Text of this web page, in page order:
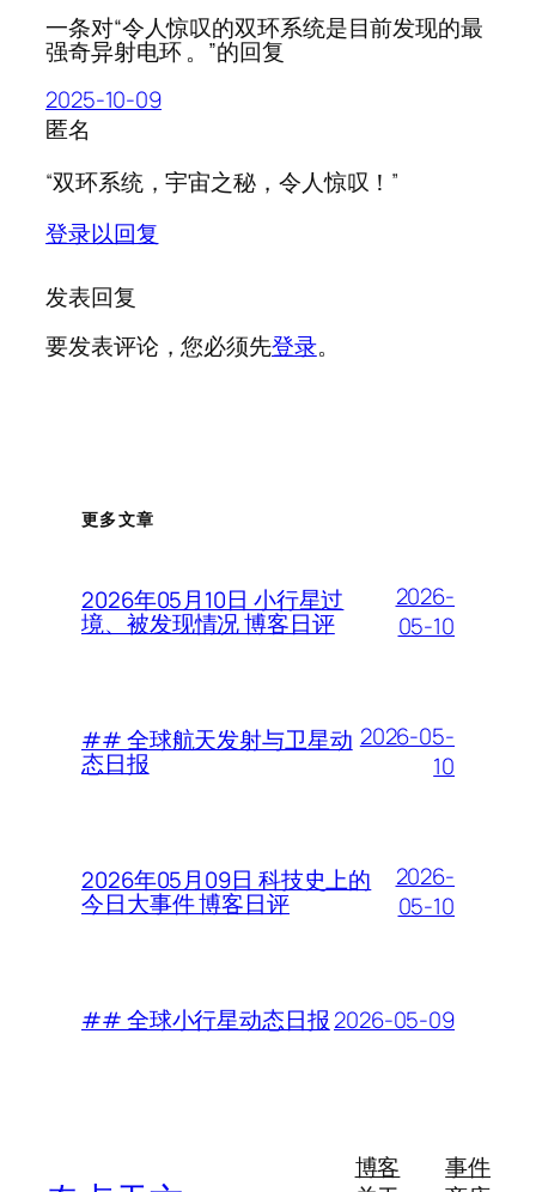
一条对“令人惊叹的双环系统是目前发现的最
强奇异射电环 。”的回复
2025-10-09
匿名
“双环系统，宇宙之秘，令人惊叹！”
登录以回复
发表回复
要发表评论，您必须先登录。
更多文章
2026年05月10日 小行星过
境、被发现情况 博客日评
2026-
05-10
## 全球航天发射与卫星动
态日报
2026-05-
10
2026年05月09日 科技史上的
今日大事件 博客日评
2026-
05-10
## 全球小行星动态日报2026-05-09
博客
事件